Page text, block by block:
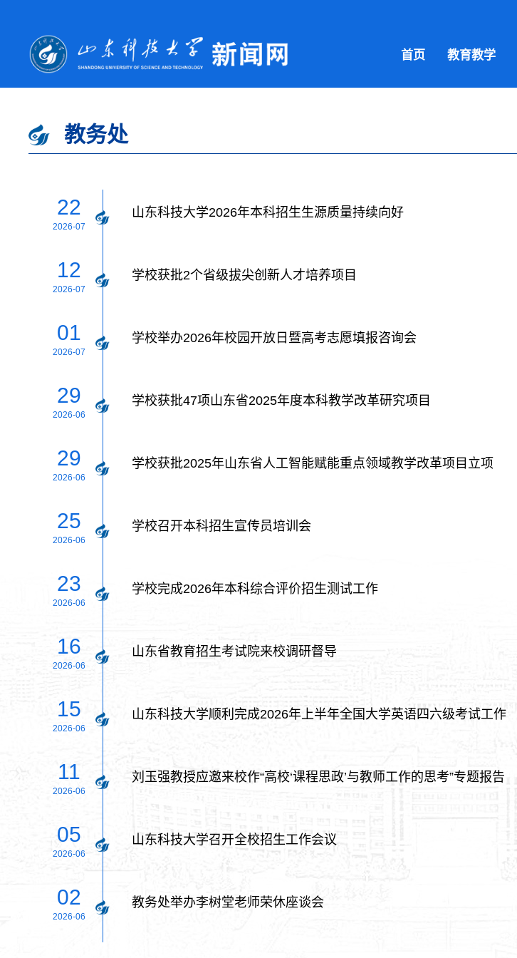
首页 教育教学
教务处
22
2026-07
山东科技大学2026年本科招生生源质量持续向好
12
2026-07
学校获批2个省级拔尖创新人才培养项目
01
2026-07
学校举办2026年校园开放日暨高考志愿填报咨询会
29
2026-06
学校获批47项山东省2025年度本科教学改革研究项目
29
2026-06
学校获批2025年山东省人工智能赋能重点领域教学改革项目立项
25
2026-06
学校召开本科招生宣传员培训会
23
2026-06
学校完成2026年本科综合评价招生测试工作
16
2026-06
山东省教育招生考试院来校调研督导
15
2026-06
山东科技大学顺利完成2026年上半年全国大学英语四六级考试工作
11
2026-06
刘玉强教授应邀来校作“高校‘课程思政’与教师工作的思考”专题报告
05
2026-06
山东科技大学召开全校招生工作会议
02
2026-06
教务处举办李树堂老师荣休座谈会